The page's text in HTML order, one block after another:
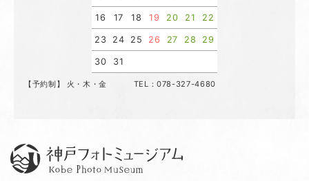
16 17 18 19 20 21 22
23 24 25 26 27 28 29
30 31
【予約制】 火・木・金 TEL：078-327-4680